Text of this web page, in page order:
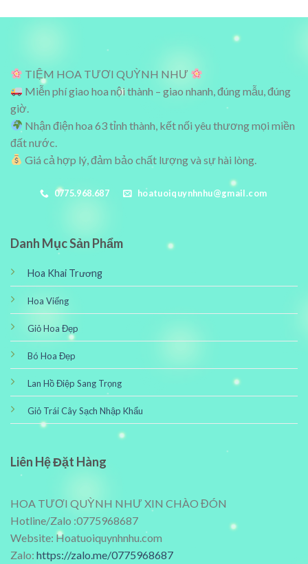
2,450,000₫.
TIỆM HOA TƯƠI QUỲNH NHƯ
Miễn phí giao hoa nội thành – giao nhanh, đúng mẫu, đúng
giờ.
Nhận điện hoa 63 tỉnh thành, kết nối yêu thương mọi miền
đất nước.
Giá cả hợp lý, đảm bảo chất lượng và sự hài lòng.
0775.968.687 hoatuoiquynhnhu@gmail.com
Danh Mục Sản Phẩm
Hoa Khai Trương
Hoa Viếng
Giỏ Hoa Đẹp
Bó Hoa Đẹp
Lan Hồ Điệp Sang Trọng
Giỏ Trái Cây Sạch Nhập Khẩu
Liên Hệ Đặt Hàng
HOA TƯƠI QUỲNH NHƯ XIN CHÀO ĐÓN
Hotline/Zalo :0775968687
Website: Hoatuoiquynhnhu.com
Zalo: https://zalo.me/0775968687